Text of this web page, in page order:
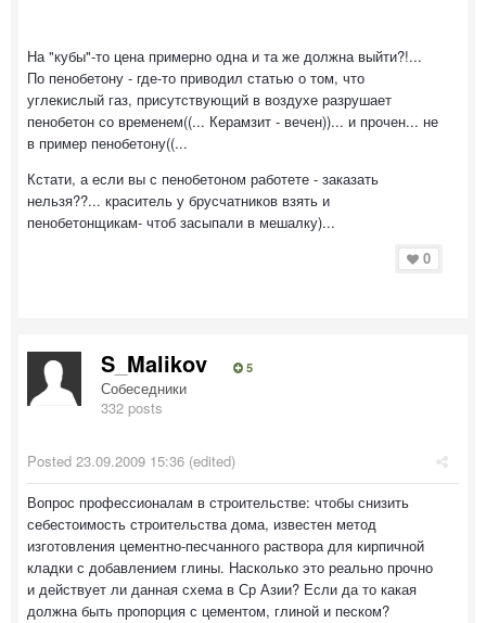
На "кубы"-то цена примерно одна и та же должна выйти?!...
По пенобетону - где-то приводил статью о том, что
углекислый газ, присутствующий в воздухе разрушает
пенобетон со временем((... Керамзит - вечен))... и прочен... не
в пример пенобетону((...
Кстати, а если вы с пенобетоном работете - заказать
нельзя??... краситель у брусчатников взять и
пенобетонщикам- чтоб засыпали в мешалку)...
0
S_Malikov 5
Собеседники
332 posts
Posted 23.09.2009 15:36 (edited)
Вопрос профессионалам в строительстве: чтобы снизить
себестоимость строительства дома, известен метод
изготовления цементно-песчанного раствора для кирпичной
кладки с добавлением глины. Насколько это реально прочно
и действует ли данная схема в Ср Азии? Если да то какая
должна быть пропорция с цементом, глиной и песком?